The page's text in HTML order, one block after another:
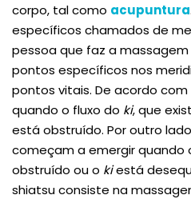
corpo, tal como acupuntura
específicos chamados de
pessoa que faz a massagem
pontos específicos nos
pontos vitais. De acordo
quando o fluxo do ki, que
está obstruído. Por outro
começam a emergir quando
obstruído ou o kiestá
shiatsu consiste na